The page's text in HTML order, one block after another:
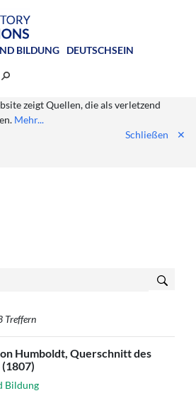
BILDUNG DEUTSCHSEIN
zeigt Quellen, die als verletzend
Mehr...
Schließen
✕
Treffern
Humboldt, Querschnitt des
Bildung